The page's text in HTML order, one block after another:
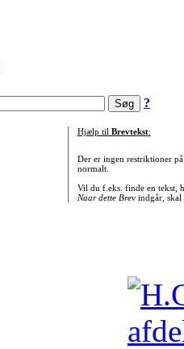
?
Hjælp til Brevtekst:
Der er ingen restriktioner
normalt.
Vil du f.eks. finde en tekst,
Naar dette Brevindgår, skal